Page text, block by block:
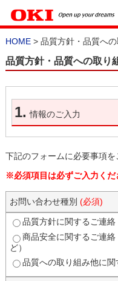
HOME> 品質方針・品質へ
品質方針・品質への取り
1. 情報のご入力
下記のフォームに必要事項を
※必須項目は必ずご入力くだ
お問い合わせ種別 (必須)
品質方針に関するご連絡
商品安全に関するご連
ど）
品質への取り組み他に